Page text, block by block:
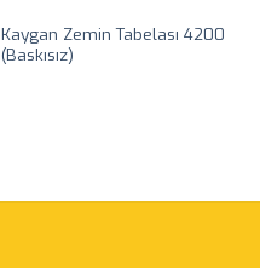
Kaygan Zemin Tabelası 4200
(Baskısız)